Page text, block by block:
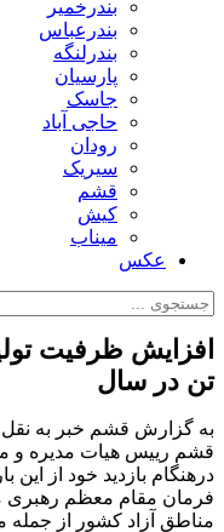
بندرخمیر
بندرعباس
بندرلنگه
پارسیان
جاسک
حاجی آباد
رودان
سیریک
قشم
کیش
میناب
عکس
افزایش ظرفیت
تن در سال
به گزارش قشم خبر به نقل
قشم رییس هیات مدیره و
درهنگام بازدید خود از
مناطق آزاد کشور از جمله